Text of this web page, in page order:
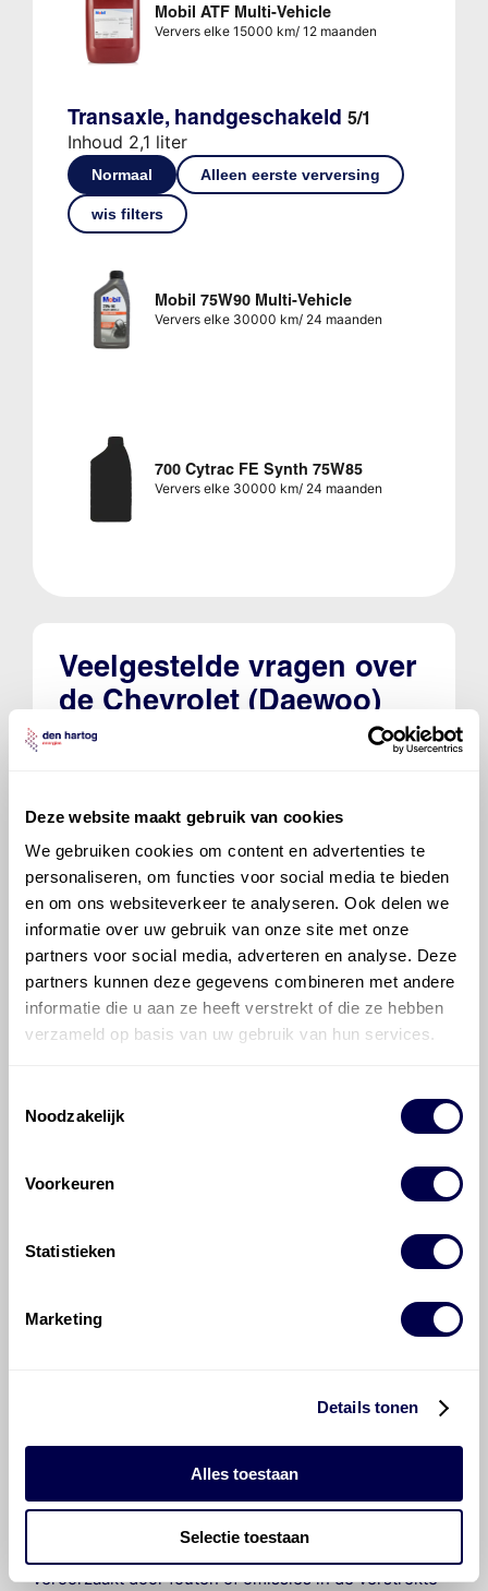
Deze website maakt gebruik van cookies
We gebruiken cookies om content en advertenties te
personaliseren, om functies voor social media te bieden
en om ons websiteverkeer te analyseren. Ook delen we
informatie over uw gebruik van onze site met onze
partners voor social media, adverteren en analyse. Deze
partners kunnen deze gegevens combineren met andere
informatie die u aan ze heeft verstrekt of die ze hebben
verzameld op basis van uw gebruik van hun services.
Noodzakelijk
Voorkeuren
Statistieken
Marketing
Details tonen
Alles toestaan
Selectie toestaan
Mobil ATF Multi-Vehicle
Ververs elke 15000 km/ 12 maanden
Transaxle, handgeschakeld 5/1
Inhoud 2,1 liter
Normaal Alleen eerste verversing
wis filters
Mobil 75W90 Multi-Vehicle
Ververs elke 30000 km/ 24 maanden
700 Cytrac FE Synth 75W85
Ververs elke 30000 km/ 24 maanden
Veelgestelde vragen over
de Chevrolet (Daewoo)
Matiz
voor de Chevrolet (Daewoo) Matiz Matiz
0.8?
Hoeveel motorolie gaat er in een
Chevrolet (Daewoo) Matiz?
Hoe vaak moet de motorolie ververst
worden bij een Chevrolet (Daewoo)
Matiz?
Voor welke onderdelen van de
andere manieren worden overgedragen zonder
om ervoor te zorgen dat deze gegevens zo accuraat
en compleet mogelijk zijn, wordt geen
aansprakelijkheid aanvaard, anders dan waartoe een
veroorzaakt door fouten of omissies in de verstrekte